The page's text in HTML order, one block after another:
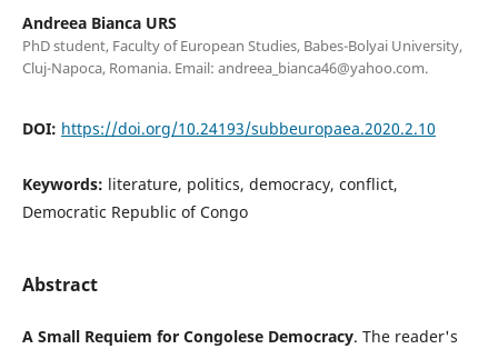
Andreea Bianca URS
PhD student, Faculty of European Studies, Babes-Bolyai University,
Cluj-Napoca, Romania. Email: andreea_bianca46@yahoo.com.
DOI: https://doi.org/10.24193/subbeuropaea.2020.2.10
Keywords: literature, politics, democracy, conflict,
Democratic Republic of Congo
Abstract
A Small Requiem for Congolese Democracy. The reader's